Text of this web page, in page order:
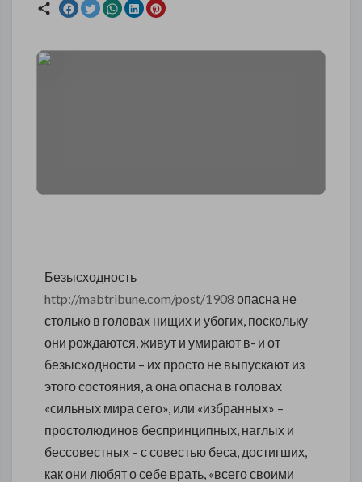
Безысходность
http://mabtribune.com/post/1908 опасна не
столько в головах нищих и убогих, поскольку
они рождаются, живут и умирают в- и от
безысходности – их просто не выпускают из
этого состояния, а она опасна в головах
«сильных мира сего», или «избранных» –
простолюдинов беспринципных, наглых и
бессовестных – с совестью беса, достигших,
как они любят о себе врать, «всего своими